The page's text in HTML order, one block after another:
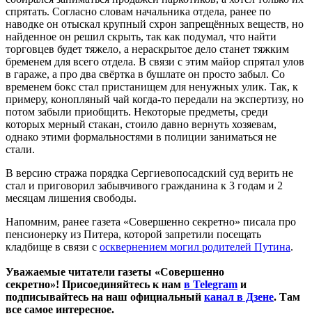
спрятать. Согласно словам начальника отдела, ранее по
наводке он отыскал крупный схрон запрещённых веществ, но
найденное он решил скрыть, так как подумал, что найти
торговцев будет тяжело, а нераскрытое дело станет тяжким
бременем для всего отдела. В связи с этим майор спрятал улов
в гараже, а про два свёртка в бушлате он просто забыл. Со
временем бокс стал пристанищем для ненужных улик. Так, к
примеру, конопляный чай когда-то передали на экспертизу, но
потом забыли приобщить. Некоторые предметы, среди
которых мерный стакан, стоило давно вернуть хозяевам,
однако этими формальностями в полиции заниматься не
стали.
В версию стража порядка Сергиевопосадский суд верить не
стал и приговорил забывчивого гражданина к 3 годам и 2
месяцам лишения свободы.
Напомним, ранее газета «Совершенно секретно» писала про
пенсионерку из Питера, которой запретили посещать
кладбище в связи с осквернением могил родителей Путина.
Уважаемые читатели газеты «Совершенно
секретно»! Присоединяйтесь к нам в Telegram и
подписывайтесь на наш официальный канал в Дзене. Там
все самое интересное.